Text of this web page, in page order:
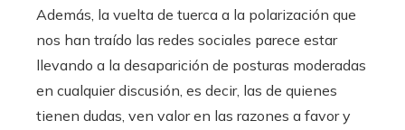
Además, la vuelta de tuerca a la polarización que
nos han traído las redes sociales parece estar
llevando a la desaparición de posturas moderadas
en cualquier discusión, es decir, las de quienes
tienen dudas, ven valor en las razones a favor y